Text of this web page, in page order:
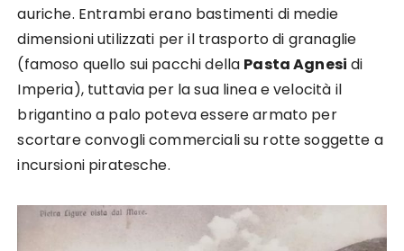
auriche. Entrambi erano bastimenti di medie
dimensioni utilizzati per il trasporto di granaglie
(famoso quello sui pacchi della Pasta Agnesi di
Imperia), tuttavia per la sua linea e velocità il
brigantino a palo poteva essere armato per
scortare convogli commerciali su rotte soggette a
incursioni piratesche.